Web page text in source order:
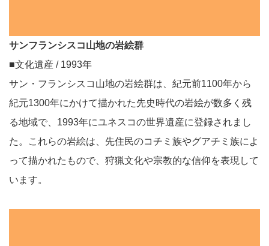
サンフランシスコ山地の岩絵群
■文化遺産 / 1993年
サン・フランシスコ山地の岩絵群は、紀元前1100年から
紀元1300年にかけて描かれた先史時代の岩絵が数多く残
る地域で、1993年にユネスコの世界遺産に登録されまし
た。これらの岩絵は、先住民のコチミ族やグアチミ族によ
って描かれたもので、狩猟文化や宗教的な信仰を表現して
います。